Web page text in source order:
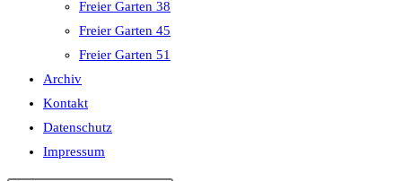
Freier Garten 38
Freier Garten 45
Freier Garten 51
Archiv
Kontakt
Datenschutz
Impressum